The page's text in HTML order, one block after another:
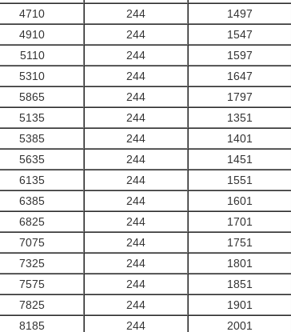
4710 244
1497
4910 244
1547
5110 244
1597
5310 244
1647
5865 244
1797
5135 244
1351
5385 244
1401
5635 244
1451
6135 244
1551
6385 244
1601
6825 244
1701
7075 244
1751
7325 244
1801
7575 244
1851
7825 244
1901
8185 244
2001